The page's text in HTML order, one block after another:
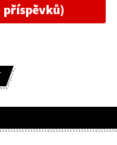
příspěvků)